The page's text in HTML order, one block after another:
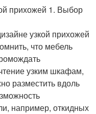
прихожей 1. Выбор
узкой прихожей
что мебель
узким шкафам,
разместить вдоль
например, откидных